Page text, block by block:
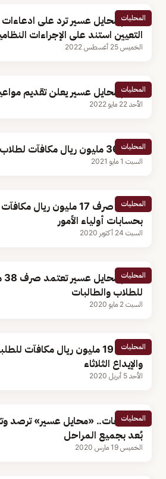
المحليات
تعليم محايل عسير ترد على
التعيين استند على الإجراءات
الخميس 25 أغسطس 2022
المحليات
تعليم محايل عسير يعلن تقديم
الأحد 22 مايو 2022
المحليات
صرف 36 مليون ريال مكافآت لطلاب محايل عسير
السبت 1 مايو 2021
المحليات
اعتماد صرف 17 مليون ريال
بحسابات أولياء الأمور
السبت 24 أكتوبر 2020
المحليات
للطلاب والطالبات
السبت 2 مايو 2020
المحليات
اعتماد 19 مليون ريال مكافآت
والإيداع الثلاثاء
الأحد 5 أبريل 2020
المحليات
فيديوهات.. «محايل عسير» ترصد
بُعد بجميع المراحل
الخميس 19 مارس 2020